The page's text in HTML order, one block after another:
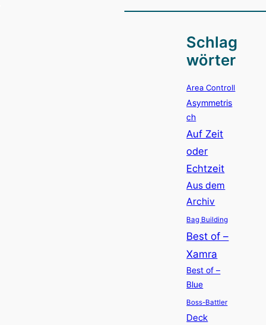
c
Schlag
wörter
Area Controll
Asymmetris
ch
Auf Zeit
oder
Echtzeit
Aus dem
Archiv
Bag Building
Best of –
Xamra
Best of –
Blue
Boss-Battler
Deck